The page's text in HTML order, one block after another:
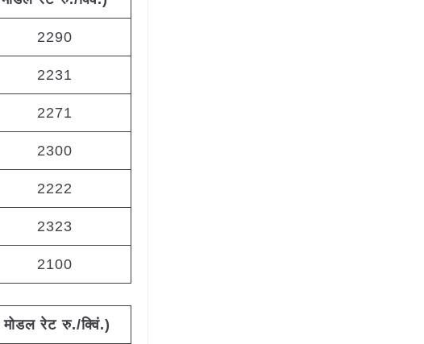
2290
2231
2271
2300
2222
2323
2100
मोडल रेट रु./क्विं.)